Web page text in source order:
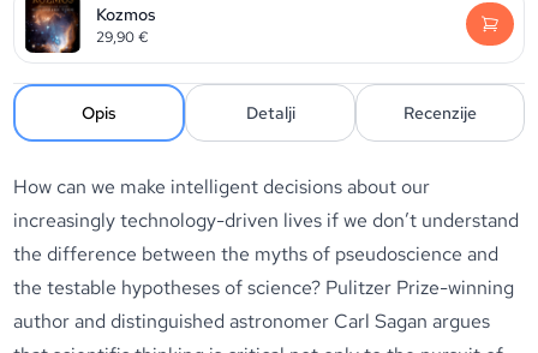
Kozmos
29,90€
Opis Detalji Recenzije
How can we make intelligent decisions about our
increasingly technology-driven lives if we don’t understand
the difference between the myths of pseudoscience and
the testable hypotheses of science? Pulitzer Prize-winning
author and distinguished astronomer Carl Sagan argues